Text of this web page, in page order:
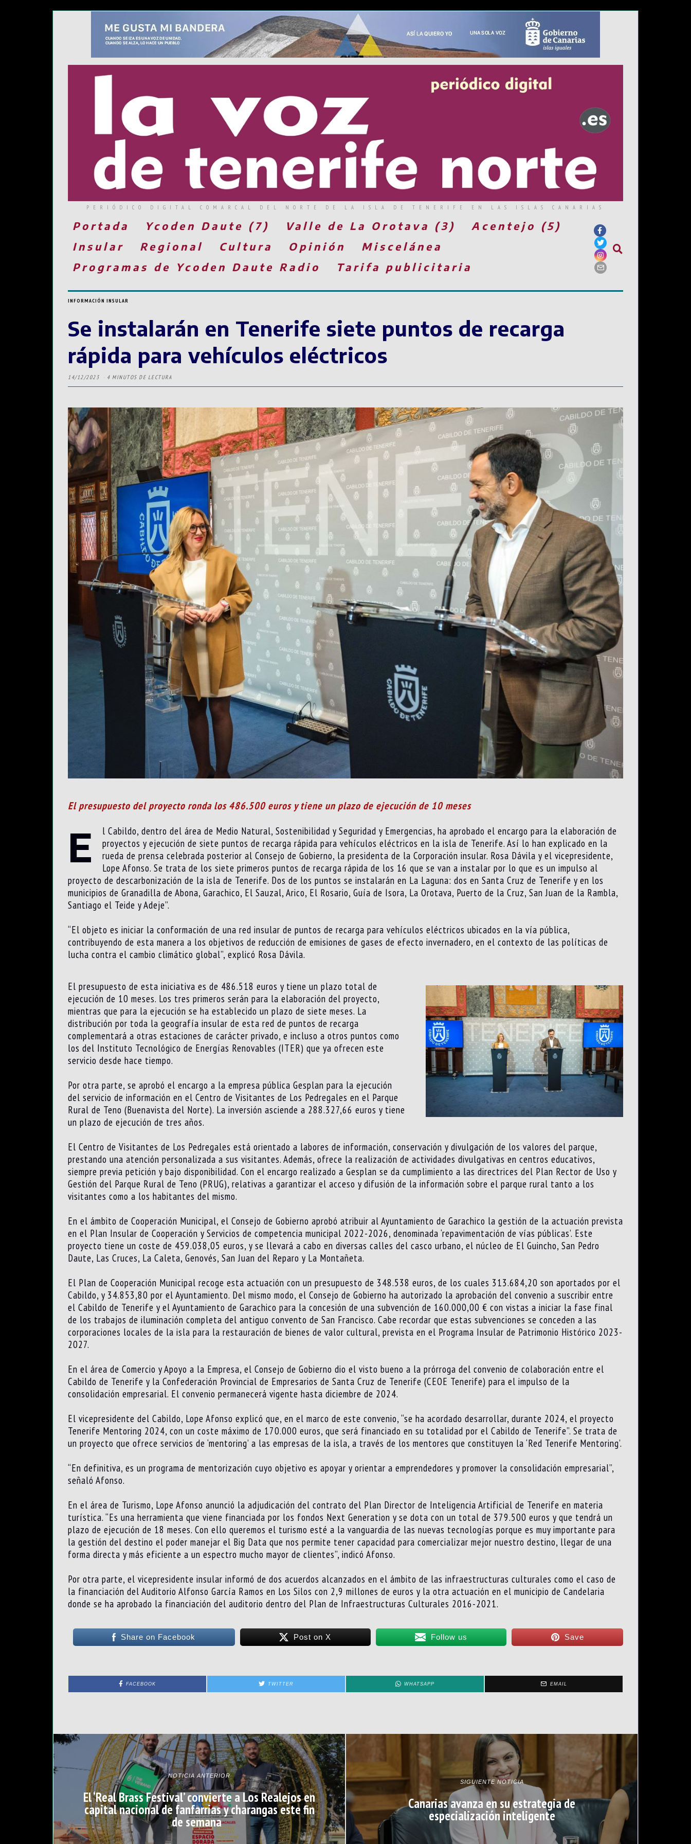
PERIÓDICO DIGITAL COMARCAL DEL NORTE DE LA ISLA DE TENERIFE EN LAS ISLAS CANARIAS
Portada Ycoden Daute (7) Valle de La Orotava (3)
Acentejo (5)
Insular
Regional Cultura Opinión
Miscelánea
Programas de Ycoden Daute Radio
Tarifa publicitaria
INFORMACIÓN INSULAR
Se instalarán en Tenerife siete puntos de recarga
rápida para vehículos eléctricos
14/12/2023 4 MINUTOS DE LECTURA
El presupuesto del proyecto ronda los 486.500 euros y tiene un plazo de ejecución de 10 meses
E
l Cabildo, dentro del área de Medio Natural, Sostenibilidad y Seguridad y Emergencias, ha aprobado el encargo para la elaboración de
proyectos y ejecución de siete puntos de recarga rápida para vehículos eléctricos en la isla de Tenerife. Así lo han explicado en la
rueda de prensa celebrada posterior al Consejo de Gobierno, la presidenta de la Corporación insular. Rosa Dávila y el vicepresidente,
Lope Afonso. Se trata de los siete primeros puntos de recarga rápida de los 16 que se van a instalar por lo que es un impulso al
proyecto de descarbonización de la isla de Tenerife. Dos de los puntos se instalarán en La Laguna: dos en Santa Cruz de Tenerife y en los
municipios de Granadilla de Abona, Garachico, El Sauzal, Arico, El Rosario, Guía de Isora, La Orotava, Puerto de la Cruz, San Juan de la Rambla,
Santiago el Teide y Adeje”.
“El objeto es iniciar la conformación de una red insular de puntos de recarga para vehículos eléctricos ubicados en la vía pública,
contribuyendo de esta manera a los objetivos de reducción de emisiones de gases de efecto invernadero, en el contexto de las políticas de
lucha contra el cambio climático global”, explicó Rosa Dávila.
El presupuesto de esta iniciativa es de 486.518 euros y tiene un plazo total de
ejecución de 10 meses. Los tres primeros serán para la elaboración del proyecto,
mientras que para la ejecución se ha establecido un plazo de siete meses. La
distribución por toda la geografía insular de esta red de puntos de recarga
complementará a otras estaciones de carácter privado, e incluso a otros puntos como
los del Instituto Tecnológico de Energías Renovables (ITER) que ya ofrecen este
servicio desde hace tiempo.
Por otra parte, se aprobó el encargo a la empresa pública Gesplan para la ejecución
del servicio de información en el Centro de Visitantes de Los Pedregales en el Parque
Rural de Teno (Buenavista del Norte). La inversión asciende a 288.327,66 euros y tiene
un plazo de ejecución de tres años.
El Centro de Visitantes de Los Pedregales está orientado a labores de información, conservación y divulgación de los valores del parque,
prestando una atención personalizada a sus visitantes. Además, ofrece la realización de actividades divulgativas en centros educativos,
siempre previa petición y bajo disponibilidad. Con el encargo realizado a Gesplan se da cumplimiento a las directrices del Plan Rector de Uso y
Gestión del Parque Rural de Teno (PRUG), relativas a garantizar el acceso y difusión de la información sobre el parque rural tanto a los
visitantes como a los habitantes del mismo.
En el ámbito de Cooperación Municipal, el Consejo de Gobierno aprobó atribuir al Ayuntamiento de Garachico la gestión de la actuación prevista
en el Plan Insular de Cooperación y Servicios de competencia municipal 2022-2026, denominada ‘repavimentación de vías públicas’. Este
proyecto tiene un coste de 459.038,05 euros, y se llevará a cabo en diversas calles del casco urbano, el núcleo de El Guincho, San Pedro
Daute, Las Cruces, La Caleta, Genovés, San Juan del Reparo y La Montañeta.
El Plan de Cooperación Municipal recoge esta actuación con un presupuesto de 348.538 euros, de los cuales 313.684,20 son aportados por el
Cabildo, y 34.853,80 por el Ayuntamiento. Del mismo modo, el Consejo de Gobierno ha autorizado la aprobación del convenio a suscribir entre
el Cabildo de Tenerife y el Ayuntamiento de Garachico para la concesión de una subvención de 160.000,00 € con vistas a iniciar la fase final
de los trabajos de iluminación completa del antiguo convento de San Francisco. Cabe recordar que estas subvenciones se conceden a las
corporaciones locales de la isla para la restauración de bienes de valor cultural, prevista en el Programa Insular de Patrimonio Histórico 2023-
2027.
En el área de Comercio y Apoyo a la Empresa, el Consejo de Gobierno dio el visto bueno a la prórroga del convenio de colaboración entre el
Cabildo de Tenerife y la Confederación Provincial de Empresarios de Santa Cruz de Tenerife (CEOE Tenerife) para el impulso de la
consolidación empresarial. El convenio permanecerá vigente hasta diciembre de 2024.
El vicepresidente del Cabildo, Lope Afonso explicó que, en el marco de este convenio, “se ha acordado desarrollar, durante 2024, el proyecto
Tenerife Mentoring 2024, con un coste máximo de 170.000 euros, que será financiado en su totalidad por el Cabildo de Tenerife”. Se trata de
un proyecto que ofrece servicios de ‘mentoring’ a las empresas de la isla, a través de los mentores que constituyen la ‘Red Tenerife Mentoring’.
“En definitiva, es un programa de mentorización cuyo objetivo es apoyar y orientar a emprendedores y promover la consolidación empresarial”,
señaló Afonso.
En el área de Turismo, Lope Afonso anunció la adjudicación del contrato del Plan Director de Inteligencia Artificial de Tenerife en materia
turística. “Es una herramienta que viene financiada por los fondos Next Generation y se dota con un total de 379.500 euros y que tendrá un
plazo de ejecución de 18 meses. Con ello queremos el turismo esté a la vanguardia de las nuevas tecnologías porque es muy importante para
la gestión del destino el poder manejar el Big Data que nos permite tener capacidad para comercializar mejor nuestro destino, llegar de una
forma directa y más eficiente a un espectro mucho mayor de clientes”, indicó Afonso.
Por otra parte, el vicepresidente insular informó de dos acuerdos alcanzados en el ámbito de las infraestructuras culturales como el caso de
la financiación del Auditorio Alfonso García Ramos en Los Silos con 2,9 millones de euros y la otra actuación en el municipio de Candelaria
donde se ha aprobado la financiación del auditorio dentro del Plan de Infraestructuras Culturales 2016-2021.
Share on Facebook Post on X Follow us Save
FACEBOOK TWITTER WHATSAPP EMAIL
NOTICIA ANTERIOR
El ‘Real Brass Festival’ convierte a Los Realejos en
capital nacional de fanfarrias y charangas este fin
de semana
SIGUIENTE NOTICIA
Canarias avanza en su estrategia de
especialización inteligente